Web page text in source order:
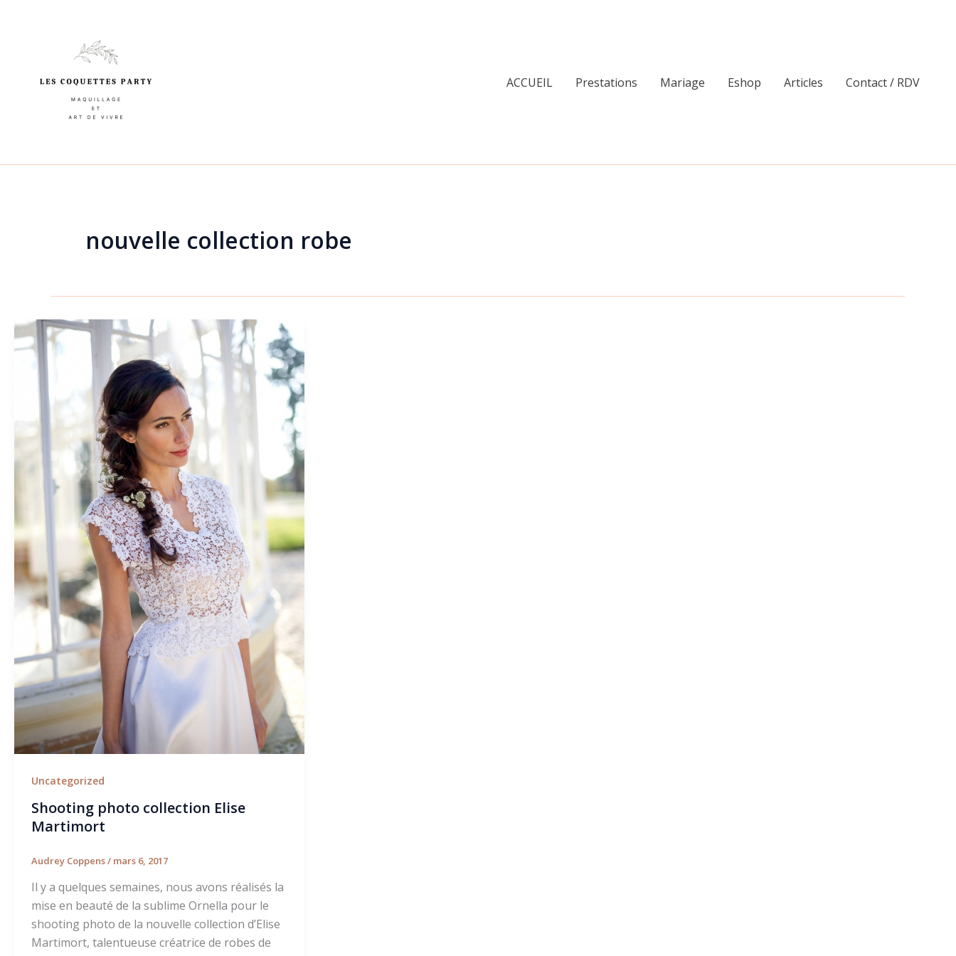
ACCUEIL Prestations Mariage Eshop Articles Contact / RDV
nouvelle collection robe
Uncategorized
Shooting photo collection Elise
Martimort
Audrey Coppens/ mars 6, 2017
Il y a quelques semaines, nous avons réalisés la
mise en beauté de la sublime Ornella pour le
shooting photo de la nouvelle collection d’Elise
Martimort, talentueuse créatrice de robes de